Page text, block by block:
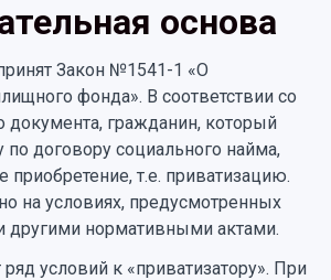
основа
Закон №1541-1 «О
фонда». В соответствии со
документа, гражданин, который
по договору социального найма,
приобретение, т.е. приватизацию.
на условиях, предусмотренных
другими нормативными актами.
условий к «приватизатору». При